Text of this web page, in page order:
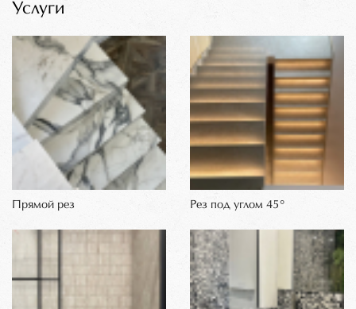
Услуги
Прямой рез Рез под углом 45°